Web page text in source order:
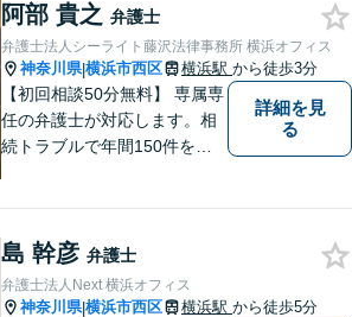
労働・雇用【法人・個人とも
に対応】フットワークが軽
く、密なコミュニケーション
を心がけます。
阿部 貴之 弁護士
弁護士法人シーライト藤沢法律事務所 横浜オフィス
神奈川県|横浜市西区 横浜駅 から徒歩3分
【初回相談50分無料】 専属専
任の弁護士が対応します。相
続トラブルで年間150件を超
所が神奈川・東京の方！お気
軽に問い合わせ下さい。ご面
談で安心を感じて下さい。
詳細を見
る
島 幹彦 弁護士
弁護士法人Next 横浜オフィス
神奈川県|横浜市西区 横浜駅 から徒歩5分